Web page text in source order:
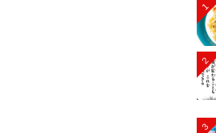
1
2
3